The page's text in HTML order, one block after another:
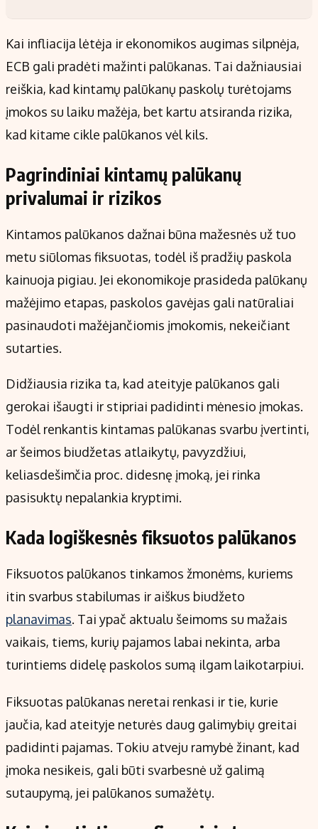
Kai infliacija lėtėja ir ekonomikos augimas silpnėja,
ECB gali pradėti mažinti palūkanas. Tai dažniausiai
reiškia, kad kintamų palūkanų paskolų turėtojams
įmokos su laiku mažėja, bet kartu atsiranda rizika,
kad kitame cikle palūkanos vėl kils.
Pagrindiniai kintamų palūkanų
privalumai ir rizikos
Kintamos palūkanos dažnai būna mažesnės už tuo
metu siūlomas fiksuotas, todėl iš pradžių paskola
kainuoja pigiau. Jei ekonomikoje prasideda palūkanų
mažėjimo etapas, paskolos gavėjas gali natūraliai
pasinaudoti mažėjančiomis įmokomis, nekeičiant
sutarties.
Didžiausia rizika ta, kad ateityje palūkanos gali
gerokai išaugti ir stipriai padidinti mėnesio įmokas.
Todėl renkantis kintamas palūkanas svarbu įvertinti,
ar šeimos biudžetas atlaikytų, pavyzdžiui,
keliasdešimčia proc. didesnę įmoką, jei rinka
pasisuktų nepalankia kryptimi.
Kada logiškesnės fiksuotos palūkanos
Fiksuotos palūkanos tinkamos žmonėms, kuriems
itin svarbus stabilumas ir aiškus biudžeto
planavimas. Tai ypač aktualu šeimoms su mažais
vaikais, tiems, kurių pajamos labai nekinta, arba
turintiems didelę paskolos sumą ilgam laikotarpiui.
Fiksuotas palūkanas neretai renkasi ir tie, kurie
jaučia, kad ateityje neturės daug galimybių greitai
padidinti pajamas. Tokiu atveju ramybė žinant, kad
įmoka nesikeis, gali būti svarbesnė už galimą
sutaupymą, jei palūkanos sumažėtų.